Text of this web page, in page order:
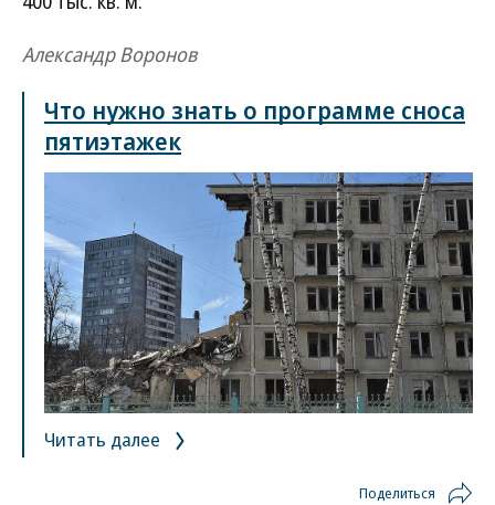
Александр Воронов
Что нужно знать о программе сноса
пятиэтажек
Читать далее
Поделиться